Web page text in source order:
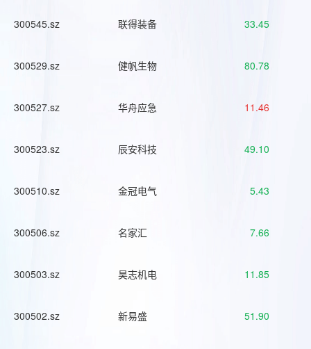
300545.sz 联得装备 33.45
300529.sz 健帆生物 80.78
300527.sz 华舟应急 11.46
300523.sz 辰安科技 49.10
300510.sz 金冠电气 5.43
300506.sz 名家汇 7.66
300503.sz 昊志机电 11.85
300502.sz 新易盛 51.90